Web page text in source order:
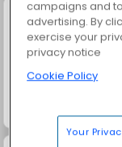
Royal Story
campaigns and
advertising. By
exercise your
privacy notice
Cookie Policy
Your